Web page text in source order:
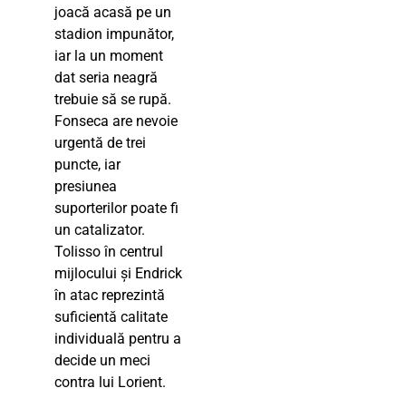
joacă acasă pe un
stadion impunător,
iar la un moment
dat seria neagră
trebuie să se rupă.
Fonseca are nevoie
urgentă de trei
puncte, iar
presiunea
suporterilor poate fi
un catalizator.
Tolisso în centrul
mijlocului și Endrick
în atac reprezintă
suficientă calitate
individuală pentru a
decide un meci
contra lui Lorient.